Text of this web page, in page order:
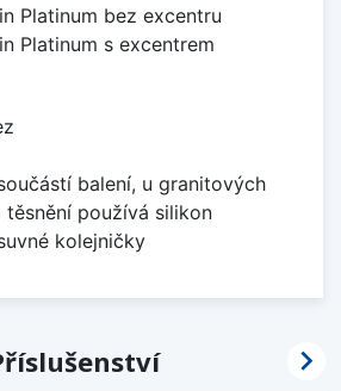
Platinum bez excentru
Platinum s excentrem
balení, u granitových
těsnění používá silikon
kolejničky
